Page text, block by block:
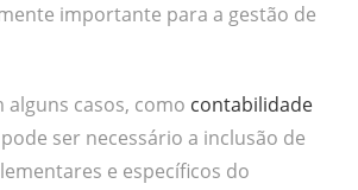
importante para a gestão de
alguns casos, como contabilidade
ser necessário a inclusão de
e específicos do